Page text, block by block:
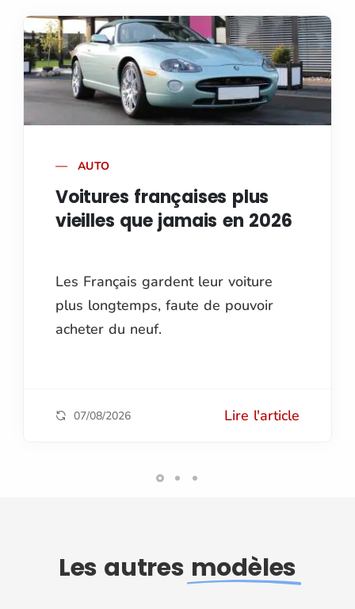
AUTO
Voitures françaises plus
vieilles que jamais en 2026
Les Français gardent leur voiture
plus longtemps, faute de pouvoir
acheter du neuf.
07/08/2026 Lire l'article
Les autres modèles